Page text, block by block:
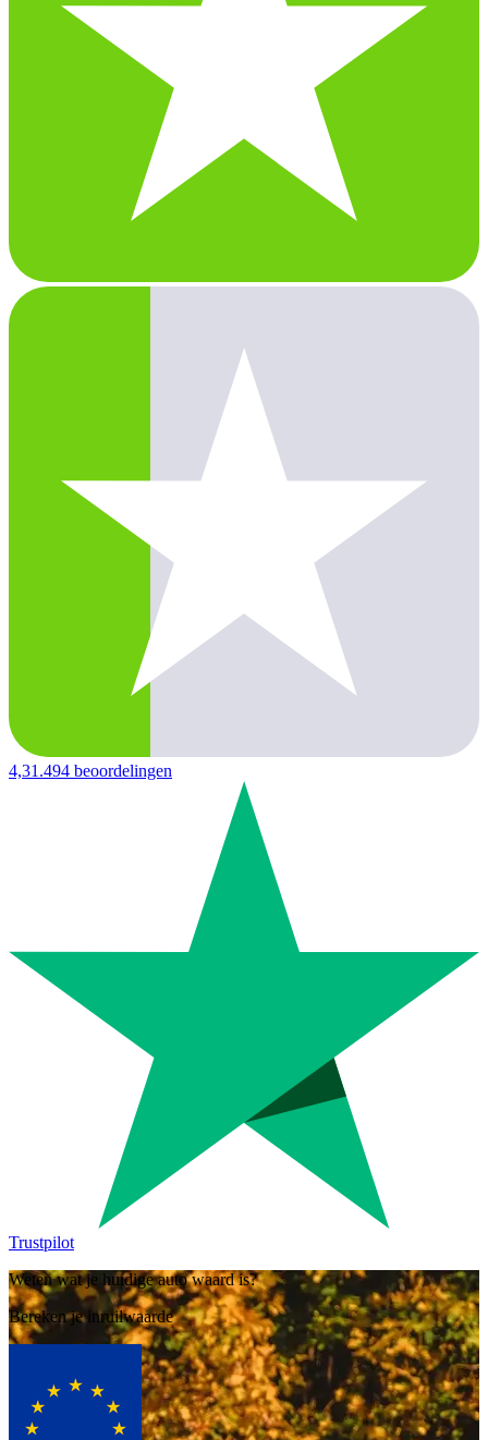
4,31.494 beoordelingen
Trustpilot
Weten wat je huidige auto waard is?
Bereken je inruilwaarde